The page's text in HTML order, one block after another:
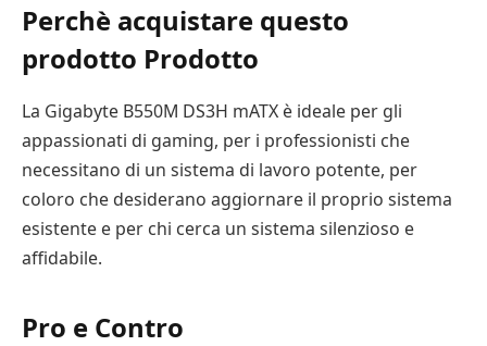
Perchè acquistare questo
prodotto Prodotto
La Gigabyte B550M DS3H mATX è ideale per gli
appassionati di gaming, per i professionisti che
necessitano di un sistema di lavoro potente, per
coloro che desiderano aggiornare il proprio sistema
esistente e per chi cerca un sistema silenzioso e
affidabile.
Pro e Contro